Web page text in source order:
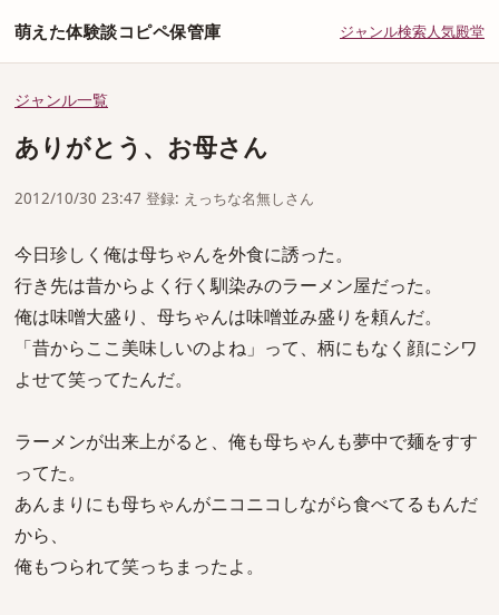
萌えた体験談コピペ保管庫 ジャンル検索人気殿堂
ジャンル一覧
ありがとう、お母さん
2012/10/30 23:47 登録: えっちな名無しさん
今日珍しく俺は母ちゃんを外食に誘った。
行き先は昔からよく行く馴染みのラーメン屋だった。
俺は味噌大盛り、母ちゃんは味噌並み盛りを頼んだ。
「昔からここ美味しいのよね」って、柄にもなく顔にシワ
よせて笑ってたんだ。
ラーメンが出来上がると、俺も母ちゃんも夢中で麺をすす
ってた。
あんまりにも母ちゃんがニコニコしながら食べてるもんだ
から、
俺もつられて笑っちまったよ。